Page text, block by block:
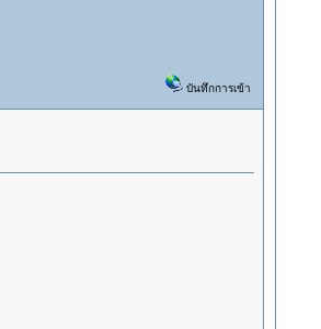
บันทึกการเข้า